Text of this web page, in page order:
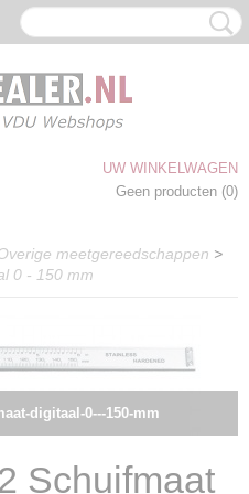
UW WINKELWAGEN
Geen producten (0)
meetgereedschappen >
0 - 150 mm
digitaal-0---150-mm
Schuifmaat